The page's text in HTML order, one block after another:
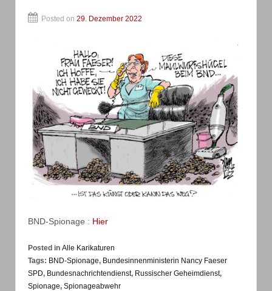
Posted on 29. Dezember 2022
BND-Spionage : Hier
Posted in Alle Karikaturen
Tags: BND-Spionage, Bundesinnenministerin Nancy Faeser
SPD, Bundesnachrichtendienst, Russischer Geheimdienst,
Spionage, Spionageabwehr